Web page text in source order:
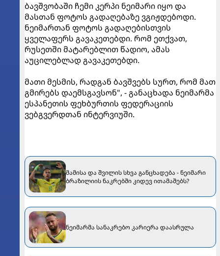
ბავშვობაში ჩემი კერპი ნეიმარი იყო და
მასთან ფოტოს გადაღებაზე ვგიჟდებოდი.
ნეიმართან ფოტოს გადაღებისთვის
ყველაფერს გავაკეთებდი. რომ ეთქვათ,
რუსეთში მატარებლით წადიო, ამას
აუცილებლად გავაკეთებდი.
მათი მესმის, რადგან ბავშვებს სურთ, რომ მათ
გმირებს დაემსგავსონ", - განაცხადა ნეიმარმა
ესპანეთის ფეხბურთის ფედერაციის
ვებგვერდთან ინტერვიუში.
მამისა და შვილის სხვა განცხადება - ნეიმარი
ბრაზილიის ნაკრებში კიდევ ითამაშებს?
ნეიმარმა სანაკრებო კარიერა დაასრულა